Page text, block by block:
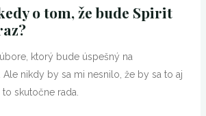
o tom, že bude Spirit
ktorý bude úspešný na
nikdy by sa mi nesnilo, že by sa to aj
skutočne rada.